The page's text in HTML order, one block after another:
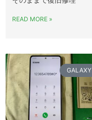
READ MORE »
GALAXY